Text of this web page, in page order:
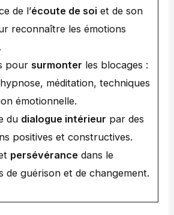
de l’écoute de soiet de son
reconnaître les émotions
pour surmonter les blocages :
méditation, techniques
émotionnelle.
du dialogue intérieur par des
positives et constructives.
persévérancedans le
de guérison et de changement.